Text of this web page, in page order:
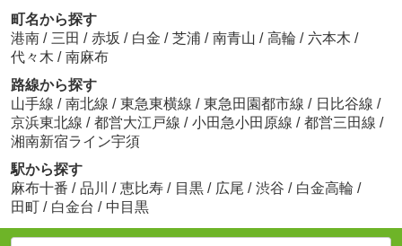
町名から探す
港南 / 三田 / 赤坂 / 白金 / 芝浦 / 南青山 / 高輪 / 六本木 /
代々木 / 南麻布
路線から探す
山手線 / 南北線 / 東急東横線 / 東急田園都市線 / 日比谷線 /
京浜東北線 / 都営大江戸線 / 小田急小田原線 / 都営三田線 /
湘南新宿ライン宇須
駅から探す
麻布十番 / 品川 / 恵比寿 / 目黒 / 広尾 / 渋谷 / 白金高輪 /
田町 / 白金台 / 中目黒